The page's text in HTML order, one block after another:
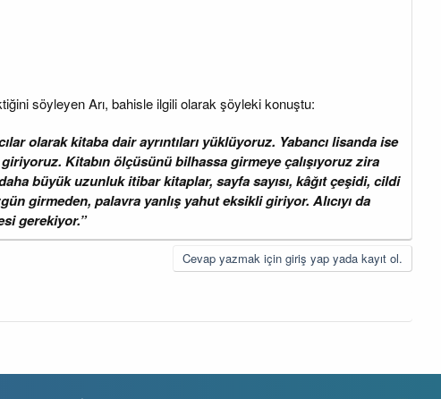
söyleyen Arı, bahisle ilgili olarak şöyleki konuştu:
olarak kitaba dair ayrıntıları yüklüyoruz. Yabancı lisanda ise
giriyoruz. Kitabın ölçüsünü bilhassa girmeye çalışıyoruz zira
büyük uzunluk itibar kitaplar, sayfa sayısı, kâğıt çeşidi, cildi
girmeden, palavra yanlış yahut eksikli giriyor. Alıcıyı da
gerekiyor.”
Cevap yazmak için giriş yap yada kayıt ol.